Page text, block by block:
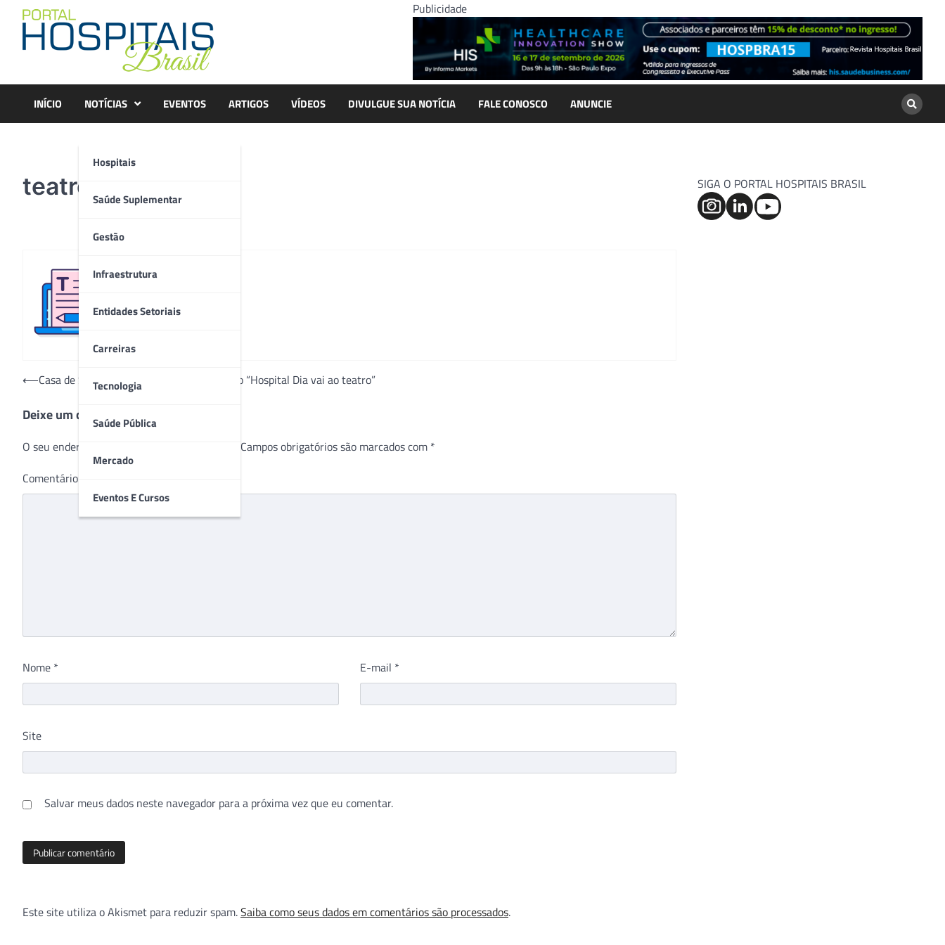
content
Publicidade
INÍCIO NOTÍCIAS
Hospitais
Saúde Suplementar
Gestão
Infraestrutura
Entidades Setoriais
Carreiras
Tecnologia
Saúde Pública
Mercado
Eventos E Cursos
EVENTOS ARTIGOS VÍDEOS DIVULGUE SUA NOTÍCIA FALE CONOSCO ANUNCIE
teatro
Navegação
Post
⟵Casa de Saúde Saint Roman realiza projeto “Hospital Dia vai ao teatro”
Deixe um comentário
O seu endereço de e-mail não será publicado. Campos obrigatórios são marcados com *
Comentário
Nome * E-mail *
Site
Salvar meus dados neste navegador para a próxima vez que eu comentar.
Este site utiliza o Akismet para reduzir spam.Saiba como seus dados em comentários são processados.
SIGA O PORTAL HOSPITAIS BRASIL